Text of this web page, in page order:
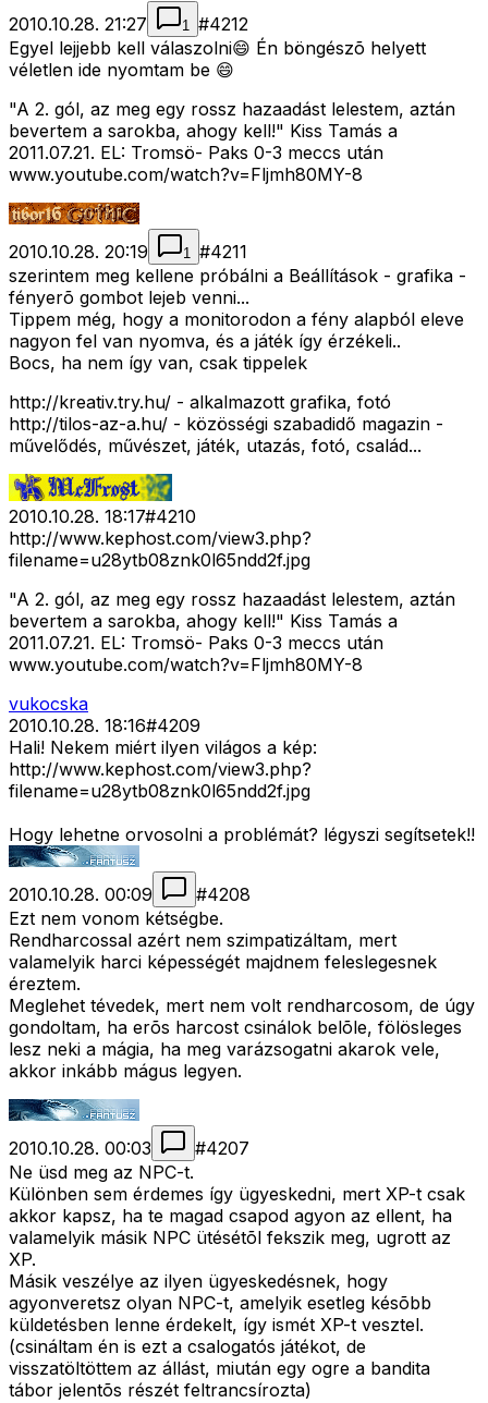
2010.10.28. 21:27 1 #4212
Egyel lejjebb kell válaszolni😄 Én böngészõ helyett
véletlen ide nyomtam be 😄
"A 2. gól, az meg egy rossz hazaadást lelestem, aztán
bevertem a sarokba, ahogy kell!" Kiss Tamás a
2011.07.21. EL: Tromsö- Paks 0-3 meccs után
www.youtube.com/watch?v=Fljmh80MY-8
2010.10.28. 20:19 1 #4211
szerintem meg kellene próbálni a Beállítások - grafika -
fényerõ gombot lejeb venni...
Tippem még, hogy a monitorodon a fény alapból eleve
nagyon fel van nyomva, és a játék így érzékeli..
Bocs, ha nem így van, csak tippelek
http://kreativ.try.hu/ - alkalmazott grafika, fotó
http://tilos-az-a.hu/ - közösségi szabadidő magazin -
művelődés, művészet, játék, utazás, fotó, család...
2010.10.28. 18:17#4210
http://www.kephost.com/view3.php?
filename=u28ytb08znk0l65ndd2f.jpg
"A 2. gól, az meg egy rossz hazaadást lelestem, aztán
bevertem a sarokba, ahogy kell!" Kiss Tamás a
2011.07.21. EL: Tromsö- Paks 0-3 meccs után
www.youtube.com/watch?v=Fljmh80MY-8
vukocska
2010.10.28. 18:16#4209
Hali! Nekem miért ilyen világos a kép:
http://www.kephost.com/view3.php?
filename=u28ytb08znk0l65ndd2f.jpg
Hogy lehetne orvosolni a problémát? légyszi segítsetek!!
2010.10.28. 00:09 #4208
Ezt nem vonom kétségbe.
Rendharcossal azért nem szimpatizáltam, mert
valamelyik harci képességét majdnem feleslegesnek
éreztem.
Meglehet tévedek, mert nem volt rendharcosom, de úgy
gondoltam, ha erõs harcost csinálok belõle, fölösleges
lesz neki a mágia, ha meg varázsogatni akarok vele,
akkor inkább mágus legyen.
2010.10.28. 00:03 #4207
Ne üsd meg az NPC-t.
Különben sem érdemes így ügyeskedni, mert XP-t csak
akkor kapsz, ha te magad csapod agyon az ellent, ha
valamelyik másik NPC ütésétõl fekszik meg, ugrott az
XP.
Másik veszélye az ilyen ügyeskedésnek, hogy
agyonveretsz olyan NPC-t, amelyik esetleg késõbb
küldetésben lenne érdekelt, így ismét XP-t vesztel.
(csináltam én is ezt a csalogatós játékot, de
visszatöltöttem az állást, miután egy ogre a bandita
tábor jelentõs részét feltrancsírozta)